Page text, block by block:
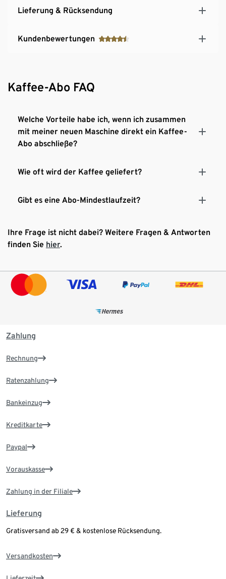
Lieferung & Rücksendung
Kundenbewertungen
Kaffee-Abo FAQ
Welche Vorteile habe ich, wenn ich zusammen
mit meiner neuen Maschine direkt ein Kaffee-
Abo abschließe?
Wie oft wird der Kaffee geliefert?
Gibt es eine Abo-Mindestlaufzeit?
Ihre Frage ist nicht dabei? Weitere Fragen & Antworten
finden Sie hier.
Zahlung
Rechnung
Ratenzahlung
Bankeinzug
Kreditkarte
Paypal
Vorauskasse
Zahlung in der Filiale
Lieferung
Gratisversand ab 29 € & kostenlose Rücksendung.
Versandkosten